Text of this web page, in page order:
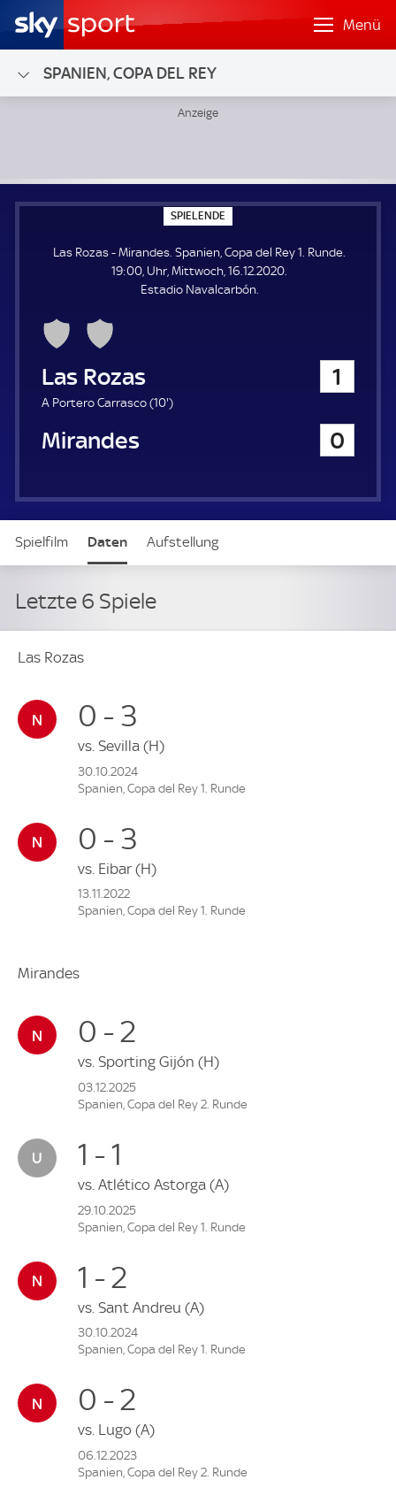
Menü
SPANIEN, COPA DEL REY
SPIELENDE
P
E
L
E
N
Las Rozas - Mirandes. Spanien, Copa del Rey 1. Runde.
19:00, Uhr, Mittwoch, 16.12.2020.
Estadio Navalcarbón.
Las Rozas 1
A Portero Carrasco (10'1
e
)
Mirandes 0
Spielfilm Daten Aufstellung
Letzte 6 Spiele
Las Rozas
0 - 3
vs. Sevilla (H)
30.10.2024
Spanien, Copa del Rey 1. Runde
0 - 3
vs. Eibar (H)
13.11.2022
Spanien, Copa del Rey 1. Runde
Mirandes
0 - 2
vs. Sporting Gijón (H)
03.12.2025
Spanien, Copa del Rey 2. Runde
1 - 1
vs. Atlético Astorga (A)
29.10.2025
Spanien, Copa del Rey 1. Runde
1 - 2
vs. Sant Andreu (A)
30.10.2024
Spanien, Copa del Rey 1. Runde
0 - 2
vs. Lugo (A)
06.12.2023
Spanien, Copa del Rey 2. Runde